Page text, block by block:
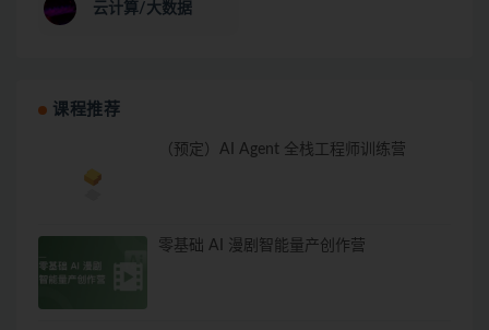
云计算/大数据
课程推荐
（预定）AI Agent 全栈工程师训练营
零基础 AI 漫剧智能量产创作营